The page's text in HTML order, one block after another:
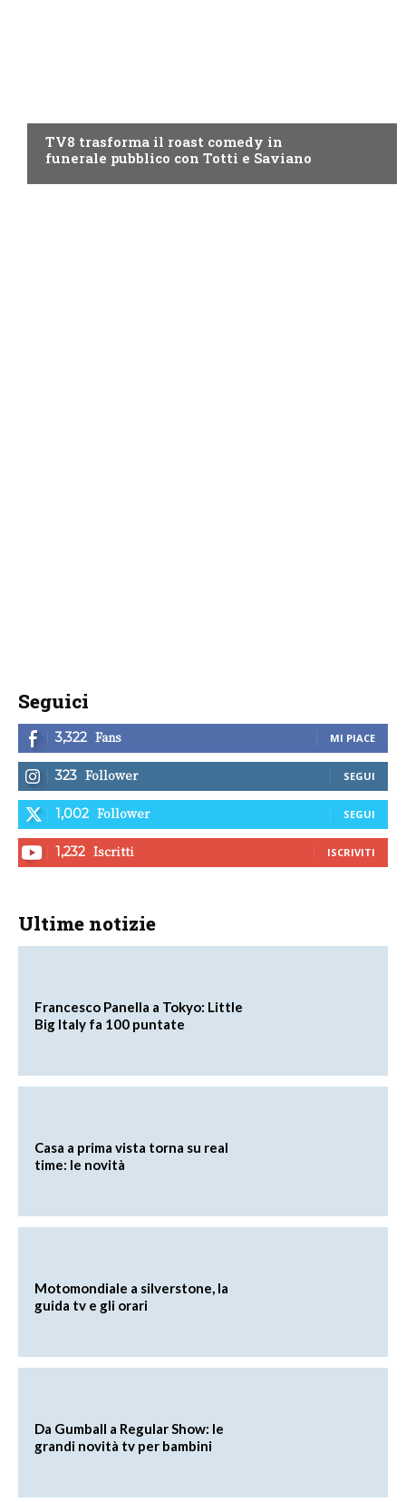
TV8 trasforma il roast comedy in
funerale pubblico con Totti e Saviano
Seguici
3,322 Fans MI PIACE
323 Follower SEGUI
1,002 Follower SEGUI
1,232 Iscritti ISCRIVITI
Ultime notizie
Francesco Panella a Tokyo: Little
Big Italy fa 100 puntate
Casa a prima vista torna su real
time: le novità
Motomondiale a silverstone, la
guida tv e gli orari
Da Gumball a Regular Show: le
grandi novità tv per bambini